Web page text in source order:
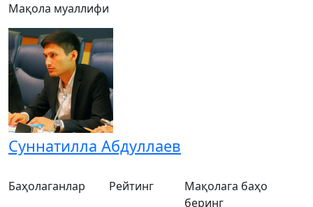
Мақола муаллифи
Суннатилла Абдуллаев
Баҳолаганлар
Рейтинг
Мақолага баҳо
беринг